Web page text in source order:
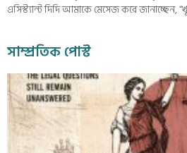
এসিস্ট্যান্ট দিদি আমাকে মেসেজ করে
সাম্প্রতিক পোস্ট